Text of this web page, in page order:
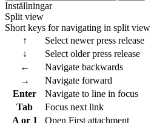
Inställningar
Split view
Short keys for navigating in split view
↑
Select newer press release
↓
Select older press release
←
Navigate backwards
→
Navigate forward
Enter
Navigate to line in focus
Tab
Focus next link
A or 1
Open First attachment